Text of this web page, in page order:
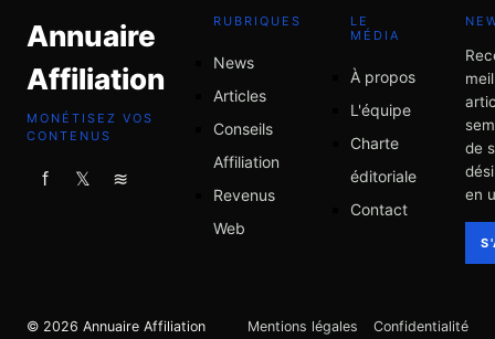
Annuaire
Affiliation
MONÉTISEZ VOS
CONTENUS
f 𝕏 ≋
RUBRIQUES
News
Articles
Conseils
Affiliation
Revenus
Web
LE
MÉDIA
À propos
L'équipe
Charte
éditoriale
Contact
de
en
© 2026 Annuaire Affiliation Mentions légales Confidentialité